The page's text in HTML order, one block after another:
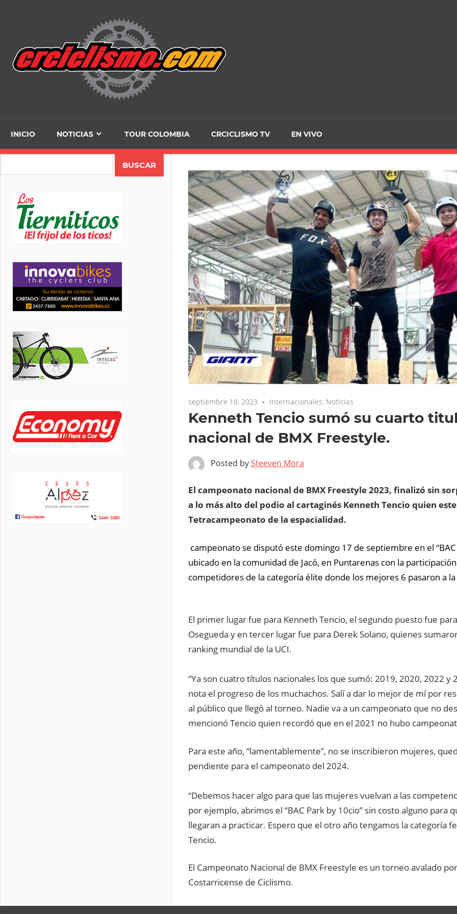
INICIO NOTICIAS TOUR COLOMBIA CRCICLISMO TV EN VIVO
septiembre 18, 2023 Internacionales, Noticias
Kenneth Tencio sumó su cuarto
nacional de BMX Freestyle.
Posted bySteeven Mora
El campeonato nacional de BMX Freestyle 2023, finalizó sin
a lo más alto del podio al cartaginés Kenneth Tencio quien
Tetracampeonato de la espacialidad.
campeonato se disputó este domingo 17 de septiembre en el “BAC
ubicado en la comunidad de Jacó, en Puntarenas con la
competidores de la categoría élite donde los mejores 6 pasaron a
El primer lugar fue para Kenneth Tencio, el segundo puesto fue
Osegueda y en tercer lugar fue para Derek Solano, quienes
ranking mundial de la UCI.
“Ya son cuatro títulos nacionales los que sumó: 2019, 2020, 2022 y
nota el progreso de los muchachos. Salí a dar lo mejor de mí por
al público que llegó al torneo. Nadie va a un campeonato que no
mencionó Tencio quien recordó que en el 2021 no hubo
Para este año, “lamentablemente”, no se inscribieron mujeres,
pendiente para el campeonato del 2024.
“Debemos hacer algo para que las mujeres vuelvan a las
por ejemplo, abrimos el “BAC Park by 10cio” sin costo alguno para
llegaran a practicar. Espero que el otro año tengamos la categoría
Tencio.
El Campeonato Nacional de BMX Freestyle es un torneo avalado
Costarricense de Ciclismo.